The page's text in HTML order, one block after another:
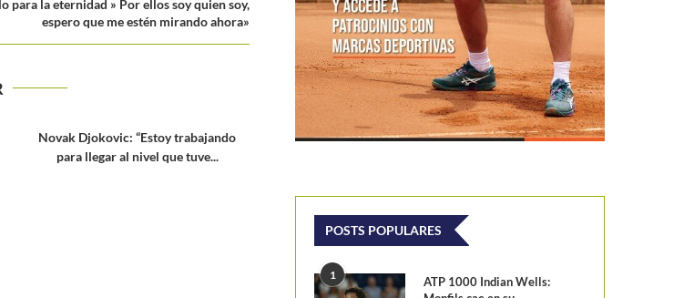
para la eternidad » Por ellos soy quien soy,
espero que me estén mirando ahora»
tuve...
POSTS POPULARES
1
ATP 1000 Indian Wells: